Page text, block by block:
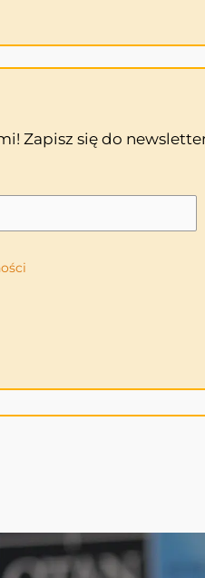
Zapisz się do